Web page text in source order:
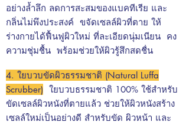
อย่างล้ำลึก ลดการสะสมของแบคทีเรีย และ
กลิ่นไม่พึงประสงค์ ขจัดเซลล์ผิวที่ตาย ให้
ร่างกายได้ฟื้นฟูผิวใหม่ ที่ละเอียดนุ่มเนียน คง
ความชุ่มชื้น พร้อมช่วยให้ผิวรู้สึกสดชื่น
4. ใยบวบขัดผิวธรรมชาติ (Natural Luffa
Scrubber) ใยบวบธรรมชาติ 100% ใช้สำหรับ
ขัดเซลล์ผิวหนังที่ตายแล้ว ช่วยให้ผิวหนังสร้าง
เซลล์ใหม่เป็นอย่างดี สำหรับขัด ผิวหน้า และ